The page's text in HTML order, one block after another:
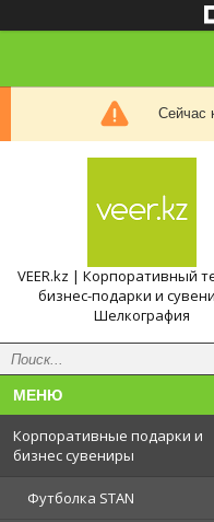
Сейчас
VEER.kz | Корпоративный
бизнес-подарки и
Шелкография
Корпоративные подарки и
бизнес сувениры
Футболка STAN